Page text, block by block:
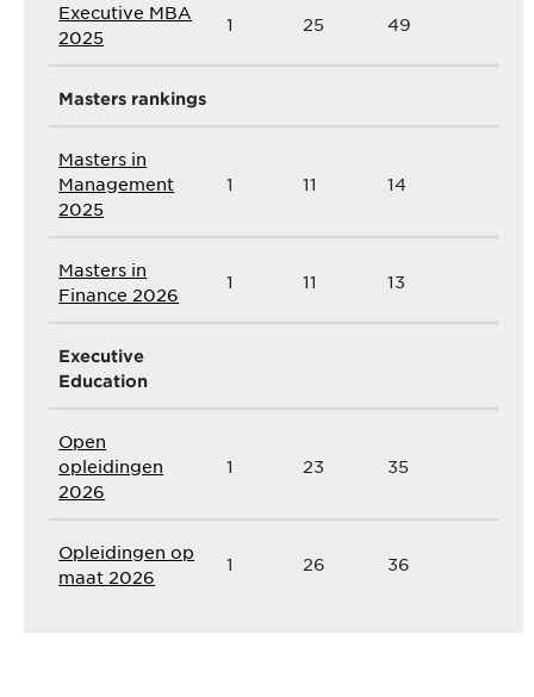
Executive MBA
2025
1 25 49
Masters rankings
Masters in
Management
2025
1 11 14
Masters in
Finance 2026
1 11 13
Executive
Education
Open
opleidingen
2026
1 23 35
Opleidingen op
maat 2026
1 26 36